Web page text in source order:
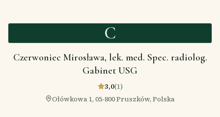
C
Czerwoniec Mirosława, lek. med. Spec. radiolog.
Gabinet USG
3,0(1)
Ołówkowa 1, 05-800 Pruszków, Polska